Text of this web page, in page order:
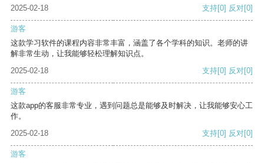
2025-02-18
支持[0] 反对[0]
游客
这款学习软件的课程内容非常丰富，涵盖了各个学科的知识。老师的讲
解非常生动，让我能够轻松理解知识点。
2025-02-18
支持[0] 反对[0]
游客
这款app的客服非常专业，遇到问题总是能够及时解决，让我能够安心工
作。
2025-02-18
支持[0] 反对[0]
游客